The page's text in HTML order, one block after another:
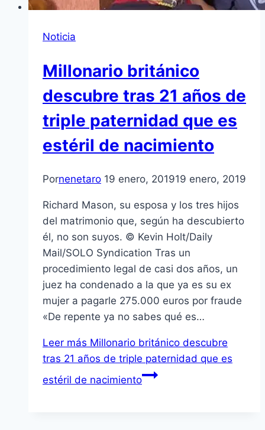
Noticia
Millonario británico
descubre tras 21 años de
triple paternidad que es
estéril de nacimiento
Pornenetaro 19 enero, 201919 enero, 2019
Richard Mason, su esposa y los tres hijos
del matrimonio que, según ha descubierto
él, no son suyos. © Kevin Holt/Daily
Mail/SOLO Syndication Tras un
procedimiento legal de casi dos años, un
juez ha condenado a la que ya es su ex
mujer a pagarle 275.000 euros por fraude
«De repente ya no sabes qué es…
Leer más Millonario británico descubre
tras 21 años de triple paternidad que es
estéril de nacimiento